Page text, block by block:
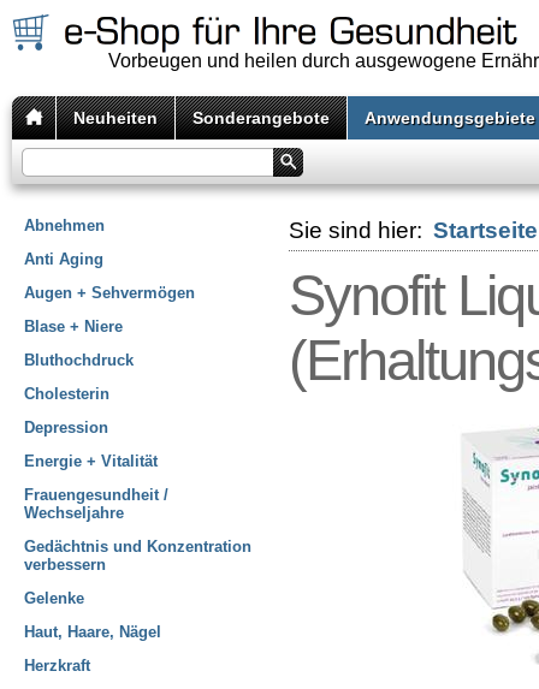
Vorbeugen und heilen durch ausgewogene
Neuheiten Sonderangebote Anwendungsgebiete
Abnehmen
Anti Aging
Augen + Sehvermögen
Blase + Niere
Bluthochdruck
Cholesterin
Depression
Energie + Vitalität
Frauengesundheit /
Wechseljahre
Gedächtnis und Konzentration
verbessern
Gelenke
Haut, Haare, Nägel
Herzkraft
Sie sind hier: Startseite
Synofit